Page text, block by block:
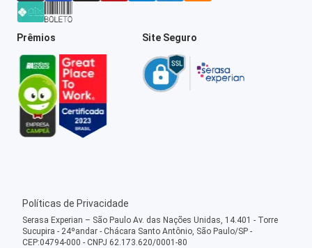
Prêmios Site Seguro
Políticas de Privacidade
Serasa Experian – São Paulo Av. das Nações Unidas, 14.401 - Torre
Sucupira - 24ºandar - Chácara Santo Antônio, São Paulo/SP -
CEP:04794-000 - CNPJ 62.173.620/0001-80